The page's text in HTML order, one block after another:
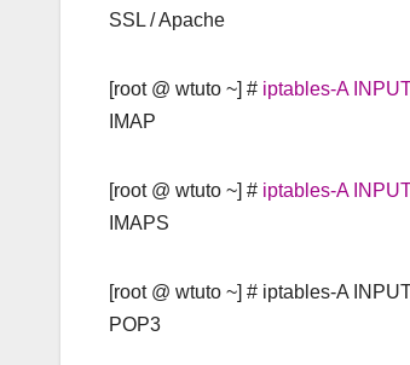
SSL / Apache
[root @ wtuto ~] # iptables-A
IMAP
[root @ wtuto ~] # iptables-A
IMAPS
[root @ wtuto ~] # iptables-A
POP3